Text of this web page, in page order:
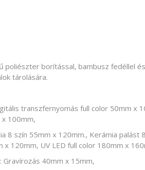
poliészter borítással, bambusz fedéllel
tárolására.
transzfernyomás full color 50mm x
100mm,
55mm x 120mm., Kerámia palást 8
120mm, UV LED full color 180mm x
40mm x 15mm,